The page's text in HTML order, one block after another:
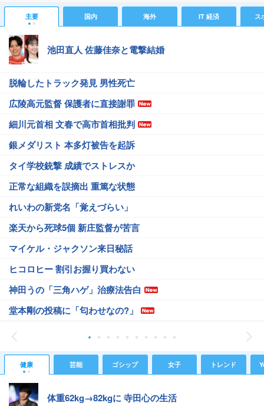
主要 国内 海外 IT 経済 ス
池田直人 佐藤佳奈と電撃結婚
脱輪したトラック発見 男性死亡
広陵高元監督 保護者に直接謝罪
細川元首相 文春で高市首相批判
銀メダリスト 本多灯被告を起訴
タイ学校銃撃 成績でストレスか
正常な組織を誤摘出 重篤な状態
れいわの新党名「覚えづらい」
楽天から死球5個 新庄監督が苦言
マイケル・ジャクソン来日秘話
ヒコロヒー 割引お握り買わない
神田うの「三角ハゲ」治療法告白
堂本剛の投稿に「匂わせなの?」
健康 芸能 ゴシップ 女子 トレンド
体重62kg→82kgに 寺田心の生活